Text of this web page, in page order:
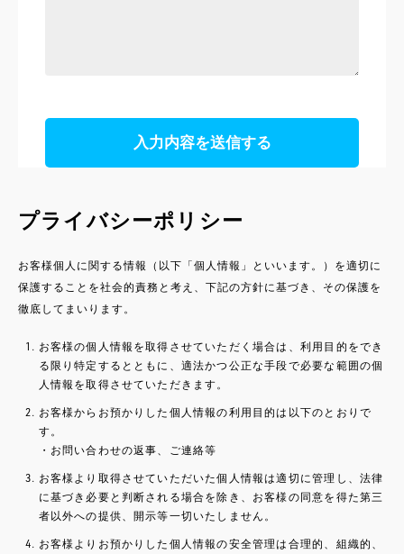
プライバシーポリシー
お客様個人に関する情報（以下「個人情報」といいます。）を適切に
保護することを社会的責務と考え、下記の方針に基づき、その保護を
徹底してまいります。
お客様の個人情報を取得させていただく場合は、利用目的をでき
る限り特定するとともに、適法かつ公正な手段で必要な範囲の個
人情報を取得させていただきます。
お客様からお預かりした個人情報の利用目的は以下のとおりで
す。
・お問い合わせの返事、ご連絡等
お客様より取得させていただいた個人情報は適切に管理し、法律
に基づき必要と判断される場合を除き、お客様の同意を得た第三
者以外への提供、開示等一切いたしません。
お客様よりお預かりした個人情報の安全管理は合理的、組織的、